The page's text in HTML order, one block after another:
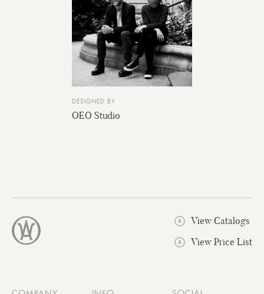
DESIGNED BY
OEO Studio
View Catalogs
View Price List